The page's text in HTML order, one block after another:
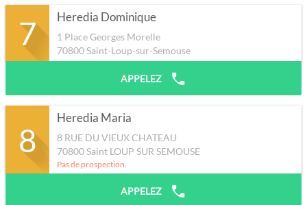
7 Heredia Dominique
1 Place Georges Morelle
70800Saint-Loup-sur-Semouse
APPELEZ
8
Heredia Maria
8 RUE DU VIEUX CHATEAU
70800Saint LOUP SUR SEMOUSE
Pas de prospection.
APPELEZ